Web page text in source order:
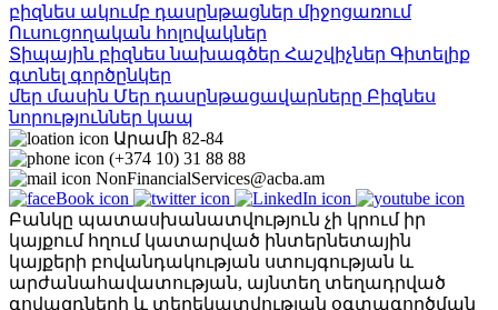
բիզնես ակումբ դասընթացներ միջոցառում
Ուսուցողական հոլովակներ
Տիպային բիզնես նախագծեր Հաշվիչներ Գիտելիք
գտնել գործընկեր
մեր մասին Մեր դասընթացավարները Բիզնես
նորություններ կապ
Արամի 82-84
(+374 10) 31 88 88
NonFinancialServices@acba.am
Բանկը պատասխանատվություն չի կրում իր
կայքում հղում կատարված ինտերնետային
կայքերի բովանդակության ստույգության և
արժանահավատության, այնտեղ տեղադրված
գովազդների և տեղեկատվության օգտագործման